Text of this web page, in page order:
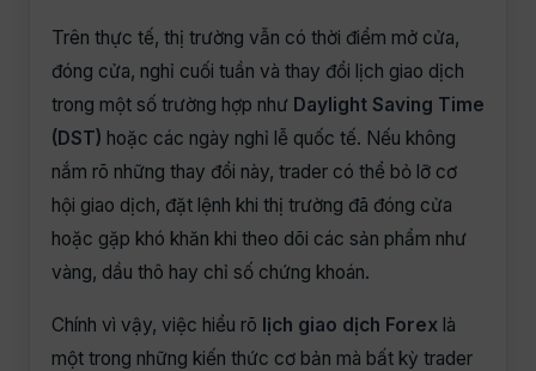
Trên thực tế, thị trường vẫn có thời điểm mở cửa,
đóng cửa, nghỉ cuối tuần và thay đổi lịch giao dịch
trong một số trường hợp như Daylight Saving Time
(DST) hoặc các ngày nghỉ lễ quốc tế. Nếu không
nắm rõ những thay đổi này, trader có thể bỏ lỡ cơ
hội giao dịch, đặt lệnh khi thị trường đã đóng cửa
hoặc gặp khó khăn khi theo dõi các sản phẩm như
vàng, dầu thô hay chỉ số chứng khoán.
Chính vì vậy, việc hiểu rõ lịch giao dịch Forex là
một trong những kiến thức cơ bản mà bất kỳ trader